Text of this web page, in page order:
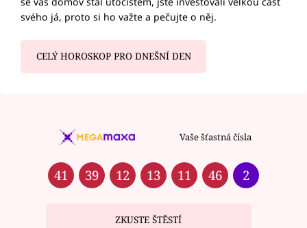
svého já, proto si ho važte a pečujte o něj.
CELÝ HOROSKOP PRO DNEŠNÍ DEN
Vaše šťastná čísla
41 39 12 13 11 46 2
ZKUSTE ŠTĚSTÍ